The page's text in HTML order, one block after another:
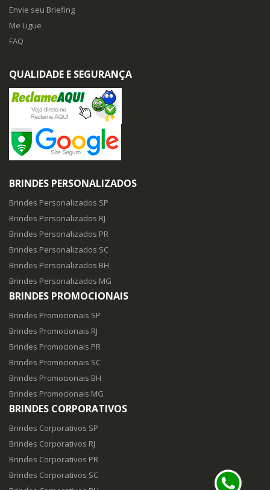
Envie seu Briefing
Me Ligue
FAQ
QUALIDADE E SEGURANÇA
BRINDES PERSONALIZADOS
Brindes Personalizados SP
Brindes Personalizados RJ
Brindes Personalizados PR
Brindes Personalizados SC
Brindes Personalizados BH
Brindes Personalizados MG
BRINDES PROMOCIONAIS
Brindes Promocionais SP
Brindes Promocionais RJ
Brindes Promocionais PR
Brindes Promocionais SC
Brindes Promocionais BH
Brindes Promocionais MG
BRINDES CORPORATIVOS
Brindes Corporativos SP
Brindes Corporativos RJ
Brindes Corporativos PR
Brindes Corporativos SC